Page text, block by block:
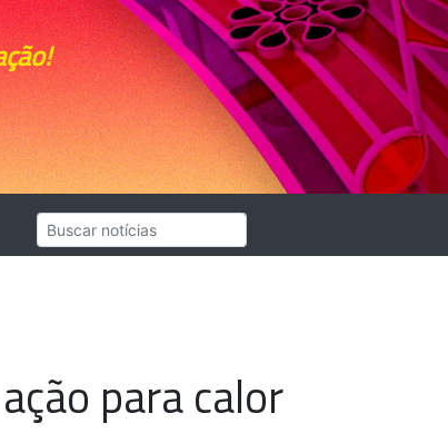
para calor